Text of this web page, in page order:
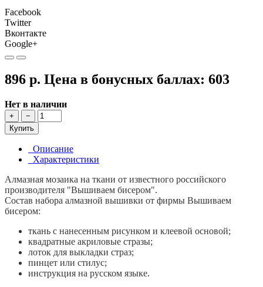
Facebook
Twitter
Вконтакте
Google+
896 р. Цена в бонусных баллах: 603
Нет в наличии
+
−
Купить
Описание
Характеристики
Алмазная мозаика на ткани от известного российского
производителя "Вышиваем бисером".
Состав набора алмазной вышивки от фирмы Вышиваем
бисером:
ткань с нанесенным рисунком и клеевой основой;
квадратные акриловые стразы;
лоток для выкладки страз;
пинцет или стилус;
инструкция на русском языке.